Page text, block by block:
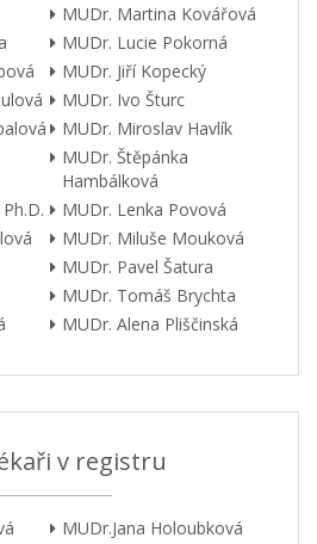
MUDr. Martina Kovářová
MUDr. Lucie Pokorná
MUDr. Jiří Kopecký
MUDr. Ivo Šturc
MUDr. Miroslav Havlík
MUDr. Štěpánka
Hambálková
MUDr. Lenka Povová
MUDr. Miluše Mouková
MUDr. Pavel Šatura
MUDr. Tomáš Brychta
MUDr. Alena Pliščinská
v registru
MUDr.Jana Holoubková